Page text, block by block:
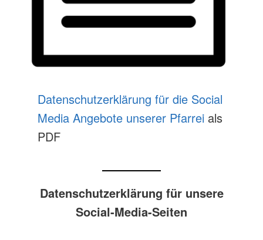
Datenschutzerklärung für die Social
Media Angebote unserer Pfarrei als
PDF
Datenschutzerklärung für unsere
Social-Media-Seiten